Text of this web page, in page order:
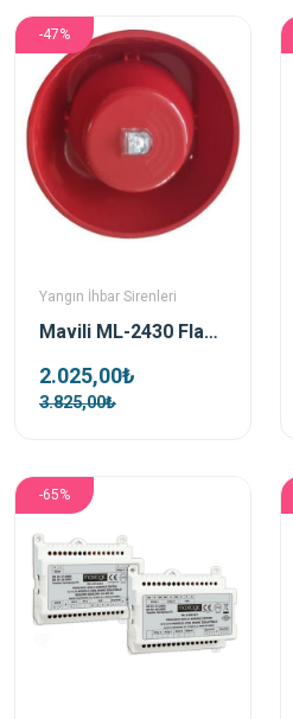
-47%
Yangın İhbar Sirenleri
Mavili ML-2430 Flaşörlü Elektronik Siren Kırmızı 24v Dc
2.025,00₺
3.825,00₺
-65%